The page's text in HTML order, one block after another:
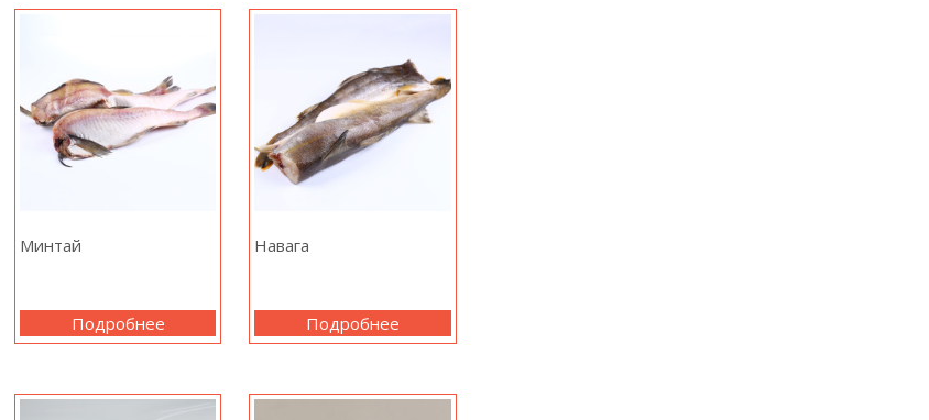
Минтай
Подробнее
Навага
Подробнее